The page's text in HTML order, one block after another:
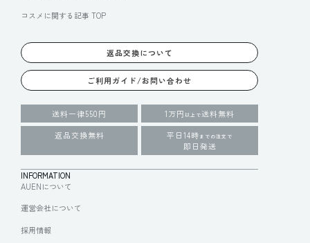
コスメに関する記事 TOP
返品交換について
ご利用ガイド/お問い合わせ
送料一律550円 1万円 以上で送料無料
返品交換無料
平日14時 までの注文で
即日発送
INFORMATION
AUENについて
運営会社について
採用情報